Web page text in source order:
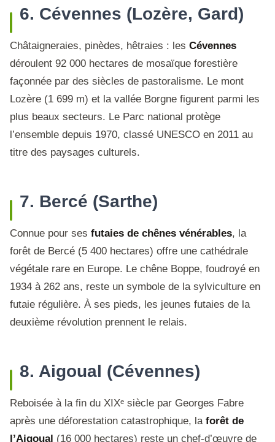
6. Cévennes (Lozère, Gard)
Châtaigneraies, pinèdes, hêtraies : les Cévennes
déroulent 92 000 hectares de mosaïque forestière
façonnée par des siècles de pastoralisme. Le mont
Lozère (1 699 m) et la vallée Borgne figurent parmi les
plus beaux secteurs. Le Parc national protège
l’ensemble depuis 1970, classé UNESCO en 2011 au
titre des paysages culturels.
7. Bercé (Sarthe)
Connue pour ses futaies de chênes vénérables, la
forêt de Bercé (5 400 hectares) offre une cathédrale
végétale rare en Europe. Le chêne Boppe, foudroyé en
1934 à 262 ans, reste un symbole de la sylviculture en
futaie régulière. À ses pieds, les jeunes futaies de la
deuxième révolution prennent le relais.
8. Aigoual (Cévennes)
Reboisée à la fin du XIXᵉ siècle par Georges Fabre
après une déforestation catastrophique, la forêt de
l’Aigoual (16 000 hectares) reste un chef-d’œuvre de